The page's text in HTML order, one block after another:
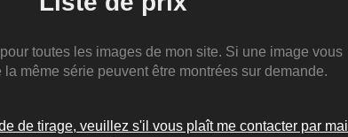
pour toutes les images de mon site. Si une image vous
la même série peuvent être montrées sur demande.
de tirage, veuillez s'il vous plaît me contacter par mail